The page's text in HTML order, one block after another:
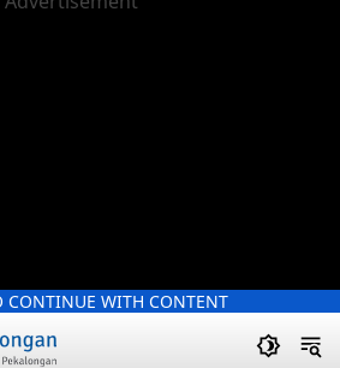
CONTINUE WITH CONTENT